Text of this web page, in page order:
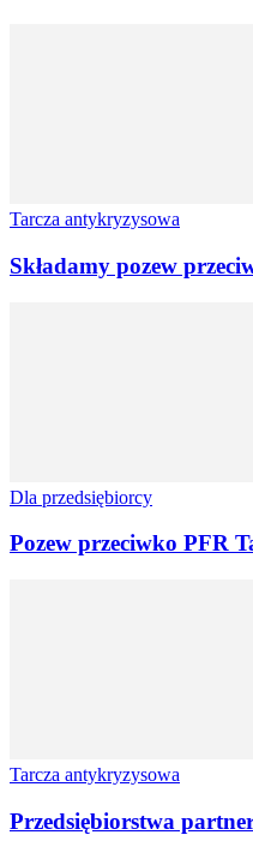
Tarcza antykryzysowa
Składamy pozew
Dla przedsiębiorcy
Pozew przeciwko PFR
Tarcza antykryzysowa
Przedsiębiorstwa